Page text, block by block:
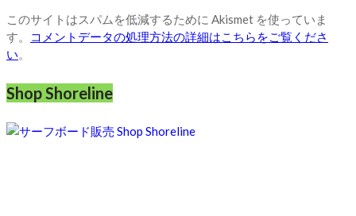
このサイトはスパムを低減するために Akismet を使っていま
す。
コメントデータの処理方法の詳細はこちらをご覧くださ
い。
Shop Shoreline